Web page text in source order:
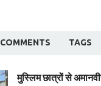
COMMENTS TAGS
मुस्लिम छात्रों से